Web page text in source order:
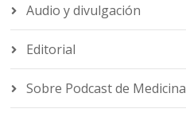
Audio y divulgación
Editorial
Sobre Podcast de Medicina